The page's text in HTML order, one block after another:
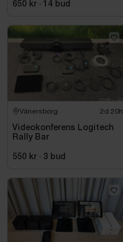
650 kr · 14 bud
Vänersborg 2d 20h
Videokonferens Logitech
Rally Bar
550 kr · 3 bud